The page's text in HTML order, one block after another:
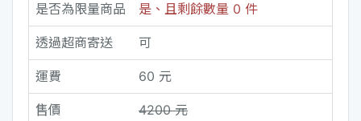
是否為限量商品 是、且剩餘數量 0 件
透過超商寄送 可
運費 60 元
售價 4200 元